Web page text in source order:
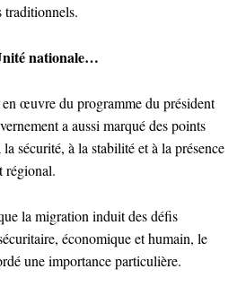
traditionnels.
nationale…
œuvre du programme du président
a aussi marqué des points
sécurité, à la stabilité et à la présence
régional.
la migration induit des défis
économique et humain, le
une importance particulière.